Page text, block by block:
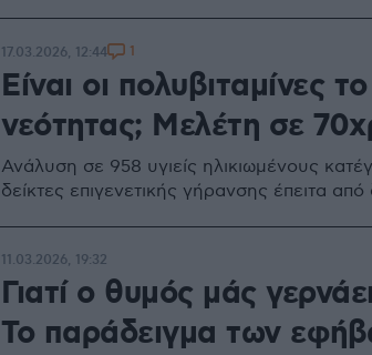
Είναι οι πολυβιταμίνες
νεότητας; Mελέτη σε
Ανάλυση σε 958 υγιείς ηλικιωμένους
δείκτες επιγενετικής γήρανσης έπειτα
17.03.2026, 12:44 1
Γιατί ο θυμός μάς
Το παράδειγμα των
11.03.2026, 19:32